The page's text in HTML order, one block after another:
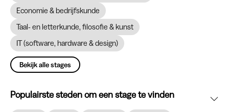
Economie & bedrijfskunde
Taal- en letterkunde, filosofie & kunst
IT (software, hardware & design)
Bekijk alle stages
Populairste steden om een stage te vinden